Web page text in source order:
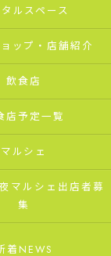
ルスペース
ップ・店舗紹介
飲食店
店予定一覧
マルシェ
マルシェ出店者募
集
着NEWS